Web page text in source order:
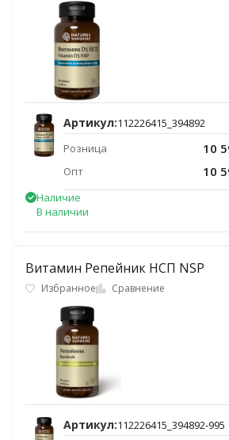
Артикул:112226415_394892
Розница
10
Опт 10
Наличие
В наличии
Витамин Репейник НСП NSP
Избранное Сравнение
Артикул:112226415_394892-995